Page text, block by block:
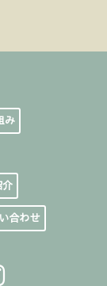
み
合わせ